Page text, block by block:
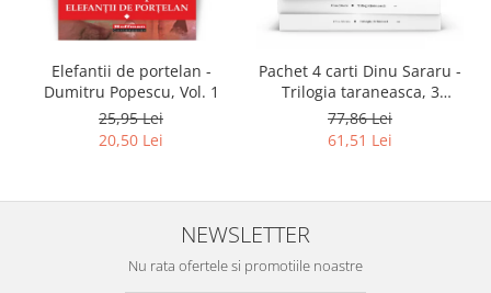
Elefantii de portelan -
Dumitru Popescu, Vol. 1
25,95 Lei
20,50 Lei
Pachet 4 carti Dinu Sararu -
Trilogia taraneasca, 3
Volume + Am onoarea,
domnule colonel!
77,86 Lei
61,51 Lei
NEWSLETTER
Nu rata ofertele si promotiile noastre